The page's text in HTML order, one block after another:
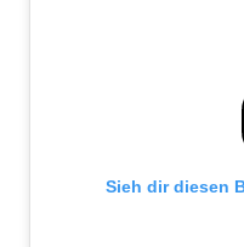
Sieh dir diesen